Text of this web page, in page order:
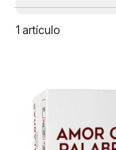
1 artículo